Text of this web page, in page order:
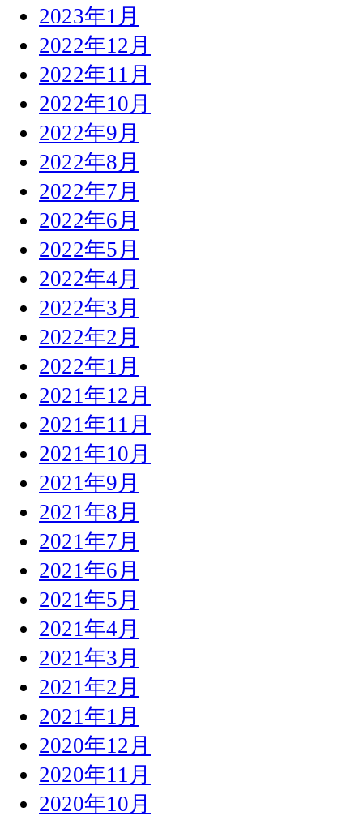
2023年1月
2022年12月
2022年11月
2022年10月
2022年9月
2022年8月
2022年7月
2022年6月
2022年5月
2022年4月
2022年3月
2022年2月
2022年1月
2021年12月
2021年11月
2021年10月
2021年9月
2021年8月
2021年7月
2021年6月
2021年5月
2021年4月
2021年3月
2021年2月
2021年1月
2020年12月
2020年11月
2020年10月